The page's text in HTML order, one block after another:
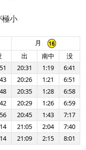
極小
月
出 南中
没
20:31 1:19
6:41
20:26 1:21
6:51
20:35 1:28
6:58
20:29 1:26
6:59
20:45 1:43
7:17
21:05 2:04
7:40
21:09 2:15 8:01